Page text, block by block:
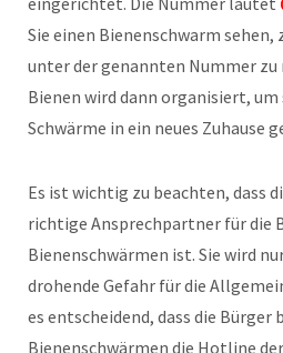
Sie einen Bienenschwarm sehen,
unter der genannten Nummer zu
Bienen wird dann organisiert,
Schwärme in ein neues Zuhause
Es ist wichtig zu beachten, dass
richtige Ansprechpartner für die
Bienenschwärmen ist. Sie wird
drohende Gefahr für die
es entscheidend, dass die Bürger
Bienenschwärmen die Hotline